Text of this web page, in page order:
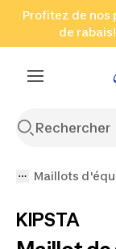
Aller à la
Profitez de nos
de rabais!
Maillots
KIPSTA